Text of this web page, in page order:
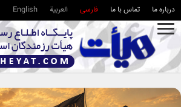
درباره ما تماس با ما فارسی العربية English